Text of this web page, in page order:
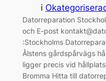
i
Datorreparation
och E-post
:Stockholms
Ålstens gårdspårvägs
ligger precis vid
Bromma Hitta till